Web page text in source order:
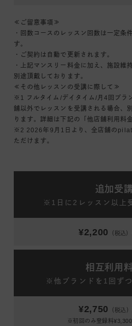
≪ご留意事項≫
・回数コースのレッスン回数は一定条
す。
・ご契約は自動で更新されます。
・上記マンスリー料金に加え、施設維
別途頂戴しております。
≪その他レッスンの受講に際して≫
※1 フルタイム/デイタイム/月4回プラ
舗以外でレッスンを受講される場合、
ります。詳細は下記の「他店舗利用料
※2 2026年9月1日より、全店舗の
ただけます。
追加受講
※1日に2レッスン以上
¥2,200 （税込）
相互利用
※他ブランドを1回ず
¥2,750 （税込）
※初回のみ登録料